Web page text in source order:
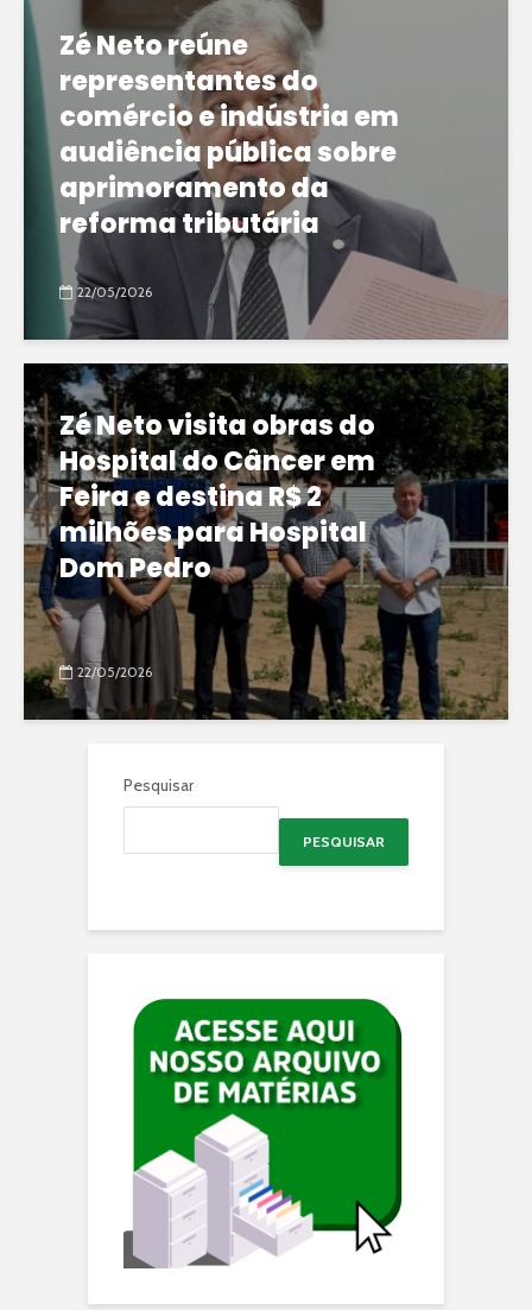
Zé Neto reúne
representantes do
comércio e indústria em
audiência pública sobre
aprimoramento da
reforma tributária
22/05/2026
Zé Neto visita obras do
Hospital do Câncer em
Feira e destina R$ 2
milhões para Hospital
Dom Pedro
22/05/2026
Pesquisar
PESQUISAR